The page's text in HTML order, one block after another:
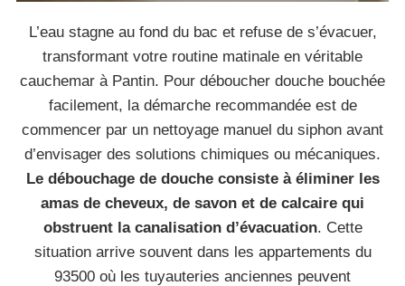
L’eau stagne au fond du bac et refuse de s’évacuer,
transformant votre routine matinale en véritable
cauchemar à Pantin. Pour déboucher douche bouchée
facilement, la démarche recommandée est de
commencer par un nettoyage manuel du siphon avant
d’envisager des solutions chimiques ou mécaniques.
Le débouchage de douche consiste à éliminer les
amas de cheveux, de savon et de calcaire qui
obstruent la canalisation d’évacuation. Cette
situation arrive souvent dans les appartements du
93500 où les tuyauteries anciennes peuvent